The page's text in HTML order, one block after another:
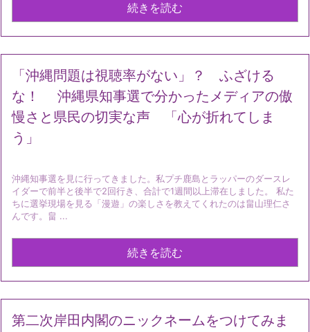
続きを読む
「沖縄問題は視聴率がない」？ ふざける
な！ 沖縄県知事選で分かったメディアの傲
慢さと県民の切実な声 「心が折れてしま
う」
沖縄知事選を見に行ってきました。私プチ鹿島とラッパーのダースレ
イダーで前半と後半で2回行き、合計で1週間以上滞在しました。 私た
ちに選挙現場を見る「漫遊」の楽しさを教えてくれたのは畠山理仁さ
んです。畠 ...
続きを読む
第二次岸田内閣のニックネームをつけてみま